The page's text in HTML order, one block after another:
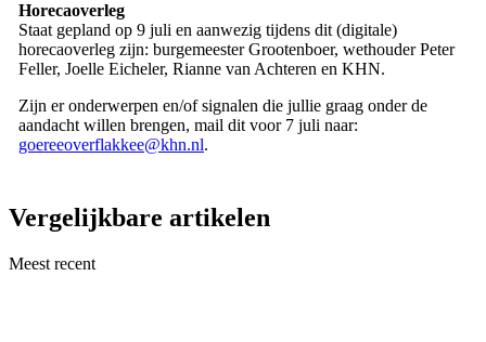
Horecaoverleg
Staat gepland op 9 juli en aanwezig tijdens dit (digitale)
horecaoverleg zijn: burgemeester Grootenboer, wethouder Peter
Feller, Joelle Eicheler, Rianne van Achteren en KHN.
Zijn er onderwerpen en/of signalen die jullie graag onder de
aandacht willen brengen, mail dit voor 7 juli naar:
goereeoverflakkee@khn.nl.
Vergelijkbare artikelen
Meest recent